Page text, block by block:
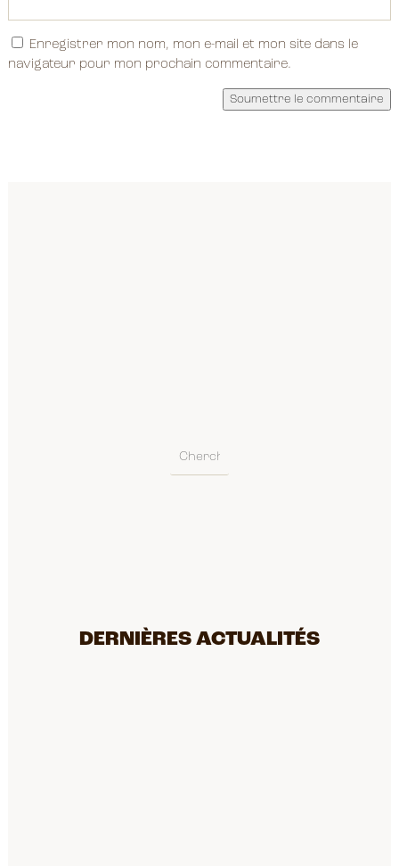
Enregistrer mon nom, mon e-mail et mon site dans le
navigateur pour mon prochain commentaire.
Soumettre le commentaire
DERNIÈRES ACTUALITÉS